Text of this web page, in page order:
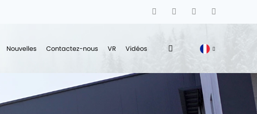
Nouvelles Contactez-nous VR Vidéos